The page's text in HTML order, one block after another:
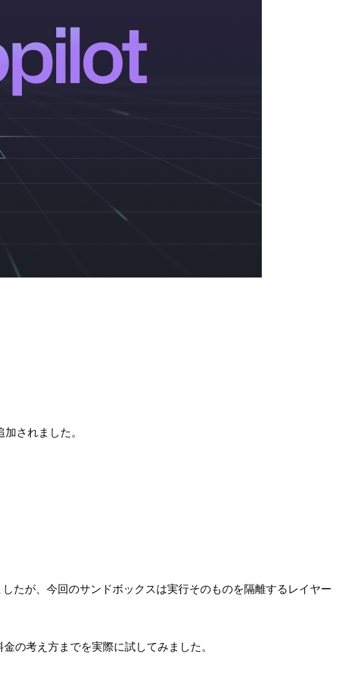
されました。
たが、今回のサンドボックスは実行そのものを隔離するレイヤー
の考え方までを実際に試してみました。